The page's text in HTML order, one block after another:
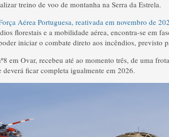
treino de voo de montanha na Serra da Estrela.
Aérea Portuguesa, reativada em novembro de
florestais e a mobilidade aérea, encontra-se em
iniciar o combate direto aos incêndios, previsto
em Ovar, recebeu até ao momento três, de uma
ficar completa igualmente em 2026.